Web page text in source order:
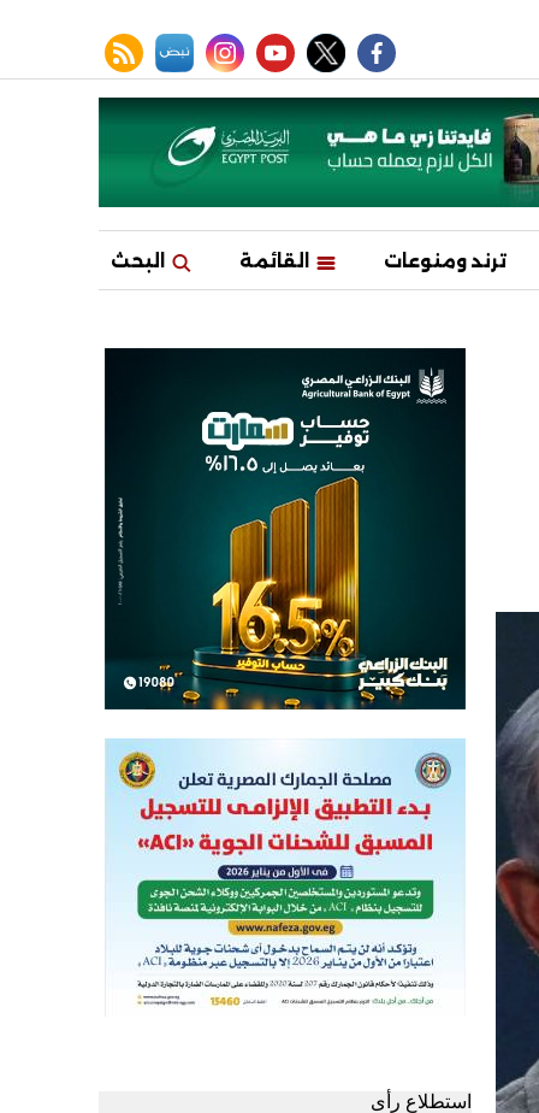
facebook
twitter
youtube
instagram
نبض rss feed
ترند ومنوعات القائمة البحث
استطلاع رأى